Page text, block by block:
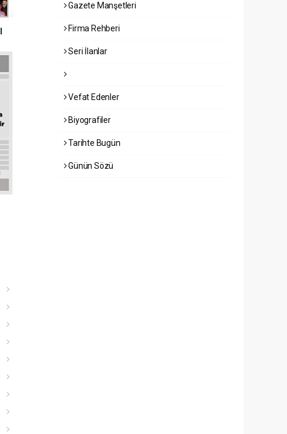
Gazete Manşetleri
Firma Rehberi
Seri İlanlar
Vefat Edenler
Biyografiler
Tarihte Bugün
Günün Sözü